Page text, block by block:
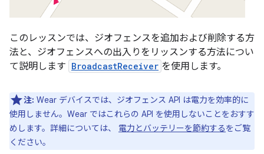
このレッスンでは、ジオフェンスを追加および削除する方
法と、ジオフェンスへの出入りをリッスンする方法につい
て説明します BroadcastReceiver を使用します。
注: Wear デバイスでは、ジオフェンス API は電力を効率的に
使用しません。Wear ではこれらの API を使用しないことをおすす
めします。詳細については、 電力とバッテリーを節約するをご覧
ください。